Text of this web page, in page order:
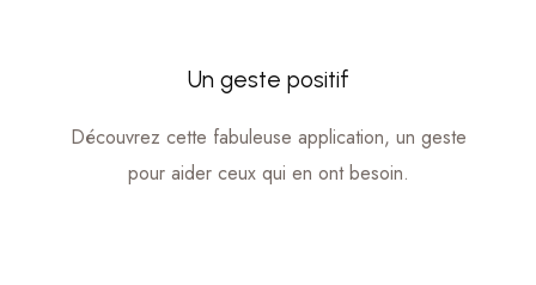
Un geste positif
Découvrez cette fabuleuse application, un geste
pour aider ceux qui en ont besoin.